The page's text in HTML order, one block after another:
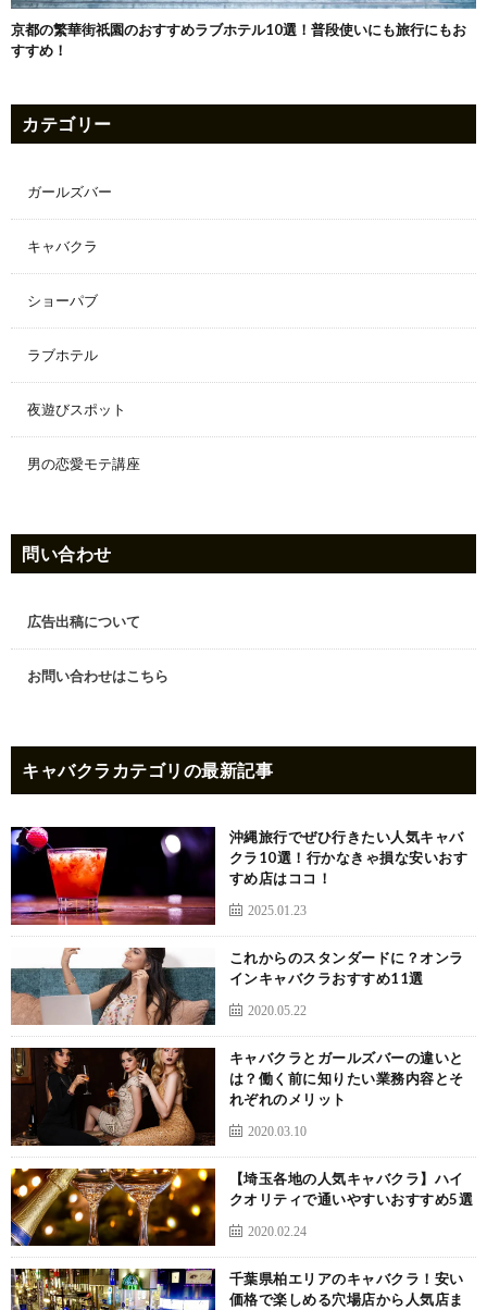
京都の繁華街祇園のおすすめラブホテル10選！普段使いにも旅行にもお
すすめ！
カテゴリー
ガールズバー
キャバクラ
ショーパブ
ラブホテル
夜遊びスポット
男の恋愛モテ講座
問い合わせ
広告出稿について
お問い合わせはこちら
キャバクラ カテゴリの最新記事
沖縄旅行でぜひ行きたい人気キャバ
クラ10選！行かなきゃ損な安いおす
すめ店はココ！
2025.01.23
これからのスタンダードに？オンラ
インキャバクラおすすめ11選
2020.05.22
キャバクラとガールズバーの違いと
は？働く前に知りたい業務内容とそ
れぞれのメリット
2020.03.10
【埼玉各地の人気キャバクラ】ハイ
クオリティで通いやすいおすすめ5選
2020.02.24
千葉県柏エリアのキャバクラ！安い
価格で楽しめる穴場店から人気店ま